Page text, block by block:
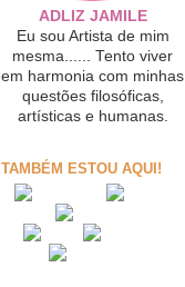
ADLIZ JAMILE
Eu sou Artista de mim
mesma...... Tento viver
em harmonia com minhas
questões filosóficas,
artísticas e humanas.
TAMBÉM ESTOU AQUI!